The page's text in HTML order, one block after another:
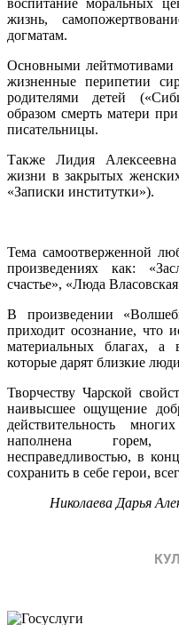
жизнь,
догматам.
Основными лейтмотивами
жизненные перипетии
родителями детей
образом смерть матери
писательницы.
Также Лидия
жизни в закрытых
«Записки институтки»).
Тема самоотверженной
произведениях как:
счастье», «Люда
В произведении
приходит осознание, что
материальных благах,
которые дарят близкие
Творчеству Чарской
наивысшее ощущение
действительность
наполнена горем,
несправедливостью, в
сохранить в себе герои,
Николаева Дарья